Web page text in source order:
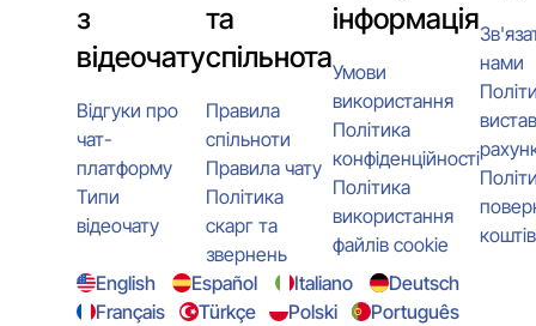
з
відеочату
Відгуки про
чат-
платформу
Типи
відеочату
та
спільнота
Правила
спільноти
Правила чату
Політика
скарг та
звернень
інформація
Умови
використання
Політика
конфіденційності
Політика
використання
файлів cookie
нами
коштів
English
Español Italiano
Deutsch
Français
Türkçe Polski
Português